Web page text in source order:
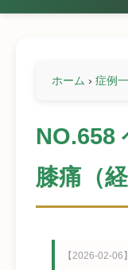
ホーム › 症例
NO.658
膝痛（
【2026-02-06】